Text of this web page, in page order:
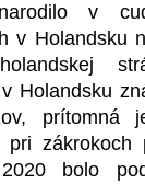
v
v Holandsku
Holandsku
prítomná
pri zákrokoch
bolo